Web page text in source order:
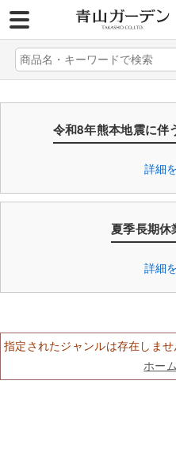
令和8年熊本地震に伴
詳細
夏季長期休
詳細
指定されたジャンルは存在しませ
ホー